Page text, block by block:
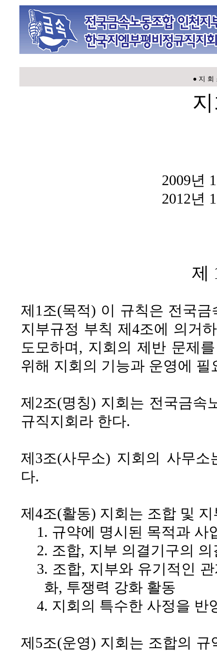
● 지 회
2009년
2012년
제
제1조(목적) 이 규칙은 전국
지부규정 부칙 제4조에 의거
도모하며, 지회의 제반 문제
위해 지회의 기능과 운영에
제2조(명칭) 지회는 전국금속
규직지회 라 한다.
제3조(사무소) 지회의 사무소
다.
제4조(활동) 지회는 조합 및
1. 규약에 명시된 목적과 사
2. 조합, 지부 의결기구의
3. 조합, 지부와 유기적인
화, 투쟁력 강화 활동
4. 지회의 특수한 사정을 반
제5조(운영) 지회는 조합의 규